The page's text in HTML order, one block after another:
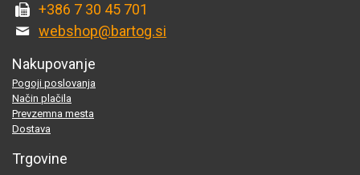
+386 7 30 45 701
webshop@bartog.si
Nakupovanje
Pogoji poslovanja
Način plačila
Prevzemna mesta
Dostava
Trgovine